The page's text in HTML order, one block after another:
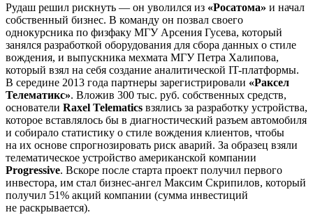
Рудаш решил рискнуть — он уволился из «Росатома» и начал
собственный бизнес. В команду он позвал своего
однокурсника по физфаку МГУ Арсения Гусева, который
занялся разработкой оборудования для сбора данных о стиле
вождения, и выпускника мехмата МГУ Петра Халипова,
который взял на себя создание аналитической IT-платформы.
В середине 2013 года партнеры зарегистрировали «Раксел
Телематикс». Вложив 300 тыс. руб. собственных средств,
основатели Raxel Telematics взялись за разработку устройства,
которое вставлялось бы в диагностический разъем автомобиля
и собирало статистику о стиле вождения клиентов, чтобы
на их основе спрогнозировать риск аварий. За образец взяли
телематическое устройство американской компании
Progressive. Вскоре после старта проект получил первого
инвестора, им стал бизнес-ангел Максим Скрипилов, который
получил 51% акций компании (сумма инвестиций
не раскрывается).